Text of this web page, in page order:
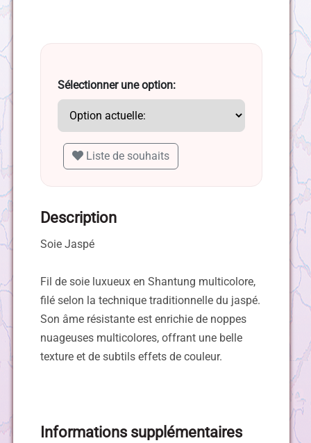
Sélectionner une option:
Liste de souhaits
Description
Soie Jaspé
Fil de soie luxueux en Shantung multicolore,
filé selon la technique traditionnelle du jaspé.
Son âme résistante est enrichie de noppes
nuageuses multicolores, offrant une belle
texture et de subtils effets de couleur.
Informations supplémentaires